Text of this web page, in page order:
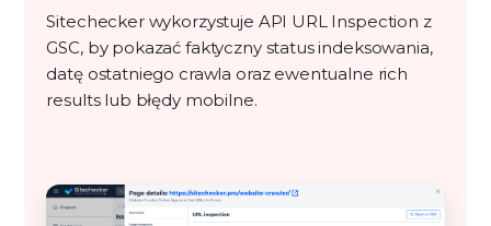
Sitechecker wykorzystuje API URL Inspection z
GSC, by pokazać faktyczny status indeksowania,
datę ostatniego crawla oraz ewentualne rich
results lub błędy mobilne.